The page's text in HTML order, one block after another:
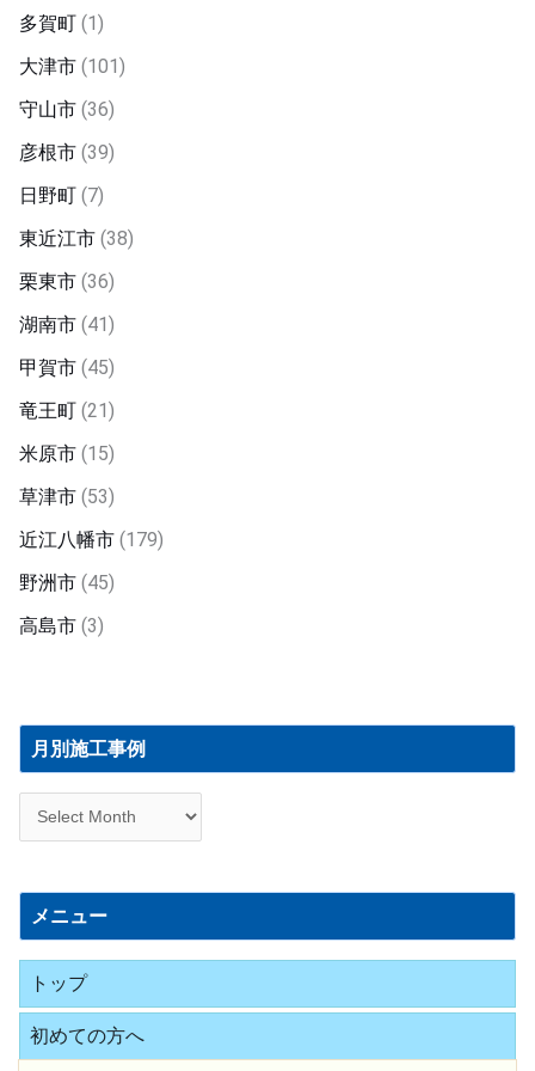
多賀町(1)
大津市(101)
守山市(36)
彦根市(39)
日野町(7)
東近江市(38)
栗東市(36)
湖南市(41)
甲賀市(45)
竜王町(21)
米原市(15)
草津市(53)
近江八幡市(179)
野洲市(45)
高島市(3)
月別施工事例
施
事
メニュー
トップ
初めての方へ